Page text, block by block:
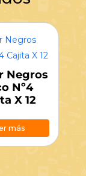
Negros
Nº4
X 12
más